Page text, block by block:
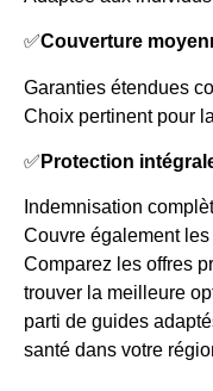
✅Couverture
Garanties étendues
Choix pertinent pour
✅ Protection
Indemnisation
Couvre également
Comparez les offres
trouver la meilleure
parti de guides
santé dans votre